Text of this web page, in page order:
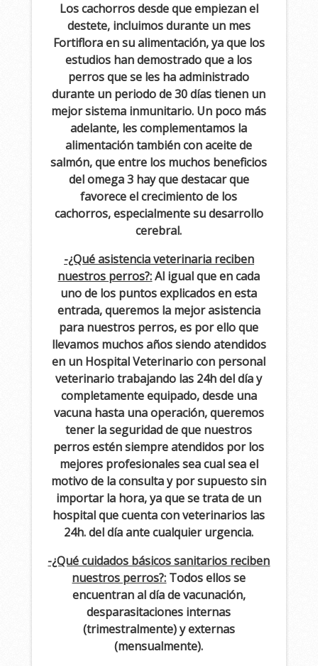
Los cachorros desde que empiezan el
destete, incluimos durante un mes
Fortiflora en su alimentación, ya que los
estudios han demostrado que a los
perros que se les ha administrado
durante un periodo de 30 días tienen un
mejor sistema inmunitario. Un poco más
adelante, les complementamos la
alimentación también con aceite de
salmón, que entre los muchos beneficios
del omega 3 hay que destacar que
favorece el crecimiento de los
cachorros, especialmente su desarrollo
cerebral.
-¿Qué asistencia veterinaria reciben
nuestros perros?:Al igual que en cada
uno de los puntos explicados en esta
entrada, queremos la mejor asistencia
para nuestros perros, es por ello que
llevamos muchos años siendo atendidos
en un Hospital Veterinario con personal
veterinario trabajando las 24h del día y
completamente equipado, desde una
vacuna hasta una operación, queremos
tener la seguridad de que nuestros
perros estén siempre atendidos por los
mejores profesionales sea cual sea el
motivo de la consulta y por supuesto sin
importar la hora, ya que se trata de un
hospital que cuenta con veterinarios las
24h. del día ante cualquier urgencia.
-¿Qué cuidados básicos sanitarios reciben
nuestros perros?: Todos ellos se
encuentran al día de vacunación,
desparasitaciones internas
(trimestralmente) y externas
(mensualmente).